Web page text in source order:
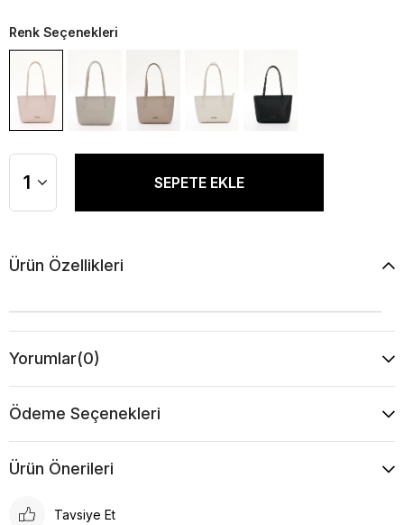
Renk Seçenekleri
Ürün Özellikleri
Yorumlar(0)
Ödeme Seçenekleri
Ürün Önerileri
Tavsiye Et